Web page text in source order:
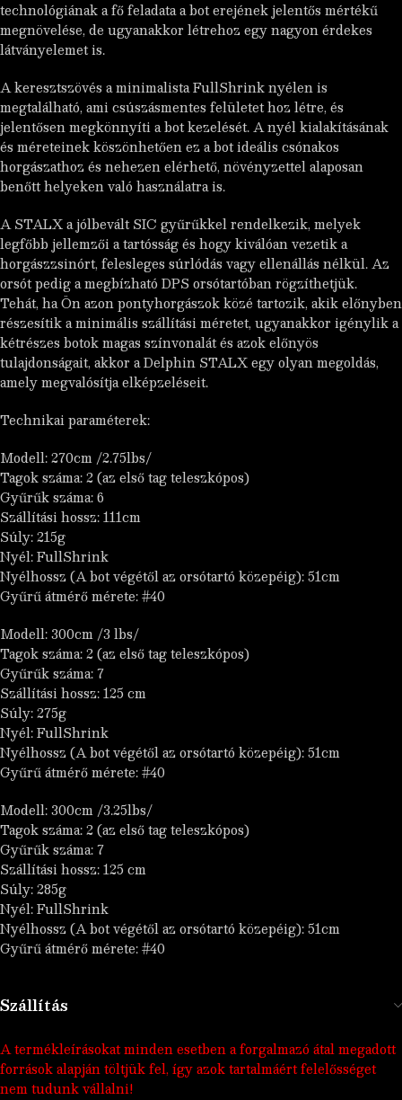
technológiának a fő feladata a bot erejének jelentős mértékű
megnövelése, de ugyanakkor létrehoz egy nagyon érdekes
látványelemet is.
A keresztszövés a minimalista FullShrink nyélen is
megtalálható, ami csúszásmentes felületet hoz létre, és
jelentősen megkönnyíti a bot kezelését. A nyél kialakításának
és méreteinek köszönhetően ez a bot ideális csónakos
horgászathoz és nehezen elérhető, növényzettel alaposan
benőtt helyeken való használatra is.
A STALX a jólbevált SIC gyűrűkkel rendelkezik, melyek
legfőbb jellemzői a tartósság és hogy kiválóan vezetik a
horgászzsinórt, felesleges súrlódás vagy ellenállás nélkül. Az
orsót pedig a megbízható DPS orsótartóban rögzíthetjük.
Tehát, ha Ön azon pontyhorgászok közé tartozik, akik előnyben
részesítik a minimális szállítási méretet, ugyanakkor igénylik a
kétrészes botok magas színvonalát és azok előnyös
tulajdonságait, akkor a Delphin STALX egy olyan megoldás,
amely megvalósítja elképzeléseit.
Technikai paraméterek:
Modell: 270cm /2.75lbs/
Tagok száma: 2 (az első tag teleszkópos)
Gyűrűk száma: 6
Szállítási hossz: 111cm
Súly: 215g
Nyél: FullShrink
Nyélhossz (A bot végétől az orsótartó közepéig): 51cm
Gyűrű átmérő mérete: #40
Modell: 300cm /3 lbs/
Tagok száma: 2 (az első tag teleszkópos)
Gyűrűk száma: 7
Szállítási hossz: 125 cm
Súly: 275g
Nyél: FullShrink
Nyélhossz (A bot végétől az orsótartó közepéig): 51cm
Gyűrű átmérő mérete: #40
Modell: 300cm /3.25lbs/
Tagok száma: 2 (az első tag teleszkópos)
Gyűrűk száma: 7
Szállítási hossz: 125 cm
Súly: 285g
Nyél: FullShrink
Nyélhossz (A bot végétől az orsótartó közepéig): 51cm
Gyűrű átmérő mérete: #40
Szállítás
A termékleírásokat minden esetben a forgalmazó átal megadott
források alapján töltjük fel, így azok tartalmáért felelősséget
nem tudunk vállalni!